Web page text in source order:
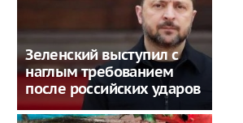
Зеленский выступил с
наглым требованием
после российских ударов